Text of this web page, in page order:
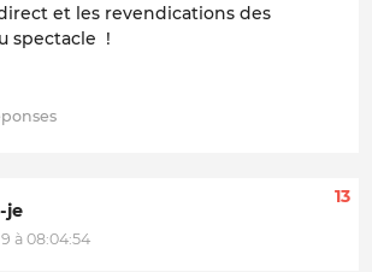
et les revendications des
spectacle !
je
à 08:04:54
13